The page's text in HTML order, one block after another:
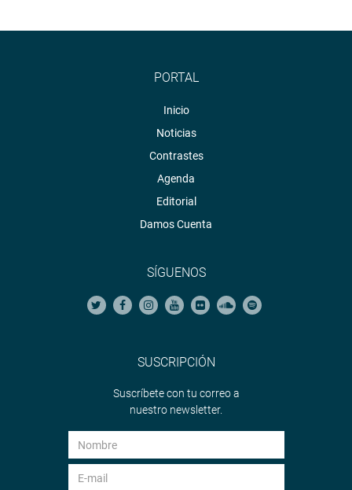
PORTAL
Inicio
Noticias
Contrastes
Agenda
Editorial
Damos Cuenta
SÍGUENOS
SUSCRIPCIÓN
Suscríbete con tu correo a
nuestro newsletter.